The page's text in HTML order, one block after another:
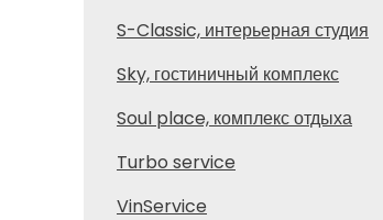
S-Classic, интерьерная студия
Sky, гостиничный комплекс
Soul place, комплекс отдыха
Turbo service
VinService